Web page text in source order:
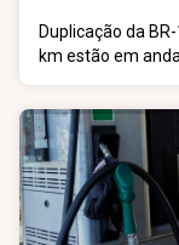
Duplicação da
km estão em